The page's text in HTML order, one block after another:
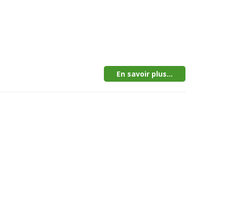
En savoir plus...